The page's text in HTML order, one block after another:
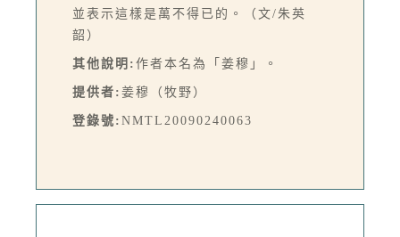
並表示這樣是萬不得已的。（文/朱英
韶）
其他說明: 作者本名為「姜穆」。
提供者: 姜穆（牧野）
登錄號: NMTL20090240063